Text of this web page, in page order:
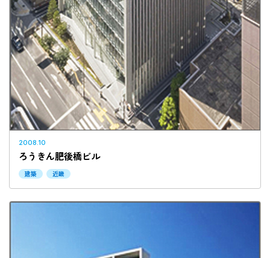
2008.10
ろうきん肥後橋ビル
建築 近畿